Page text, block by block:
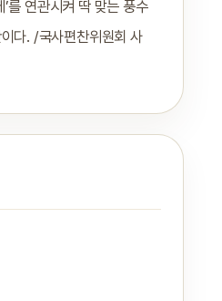
를 연관시켜 딱 맞는 풍수
다. /국사편찬위원회 사